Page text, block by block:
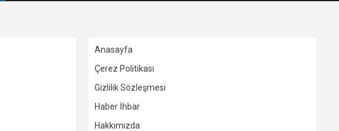
Anasayfa
Çerez Politikası
Gizlilik Sözleşmesi
Haber İhbar
Hakkımızda